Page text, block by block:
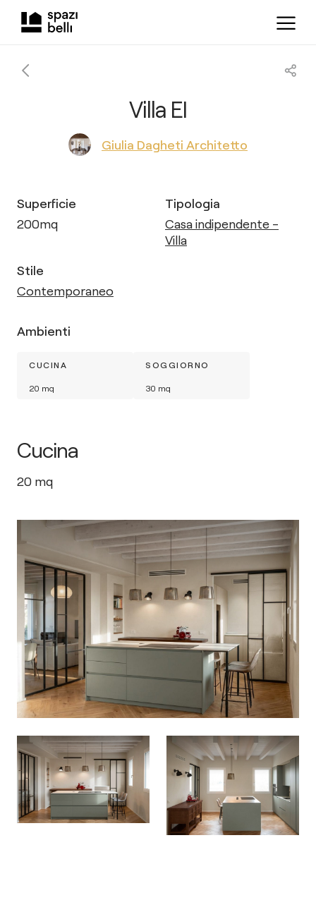
Villa EI
Giulia Dagheti Architetto
Superficie
200mq
Tipologia
Casa indipendente -
Villa
Stile
Contemporaneo
Ambienti
CUCINA
20 mq
SOGGIORNO
30 mq
Cucina
20 mq